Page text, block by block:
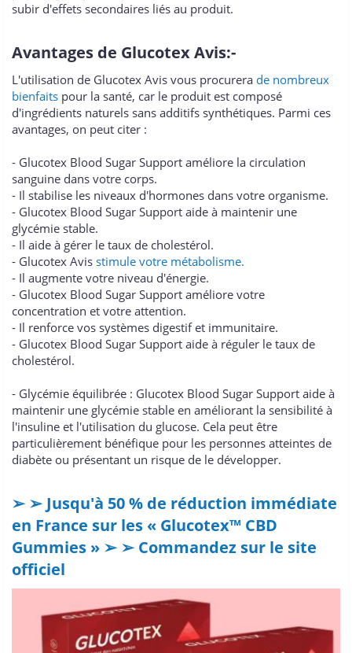
subir d'effets secondaires liés au produit.
Avantages de Glucotex Avis:-
L'utilisation de Glucotex Avis vous procurera de nombreux
bienfaits pour la santé, car le produit est composé
d'ingrédients naturels sans additifs synthétiques. Parmi ces
avantages, on peut citer :
- Glucotex Blood Sugar Support améliore la circulation
sanguine dans votre corps.
- Il stabilise les niveaux d'hormones dans votre organisme.
- Glucotex Blood Sugar Support aide à maintenir une
glycémie stable.
- Il aide à gérer le taux de cholestérol.
- Glucotex Avis stimule votre métabolisme.
- Il augmente votre niveau d'énergie.
- Glucotex Blood Sugar Support améliore votre
concentration et votre attention.
- Il renforce vos systèmes digestif et immunitaire.
- Glucotex Blood Sugar Support aide à réguler le taux de
cholestérol.
- Glycémie équilibrée : Glucotex Blood Sugar Support aide à
maintenir une glycémie stable en améliorant la sensibilité à
l'insuline et l'utilisation du glucose. Cela peut être
particulièrement bénéfique pour les personnes atteintes de
diabète ou présentant un risque de le développer.
➢ ➢ Jusqu'à 50 % de réduction immédiate
en France sur les « Glucotex™ CBD
Gummies » ➢ ➢ Commandez sur le site
officiel